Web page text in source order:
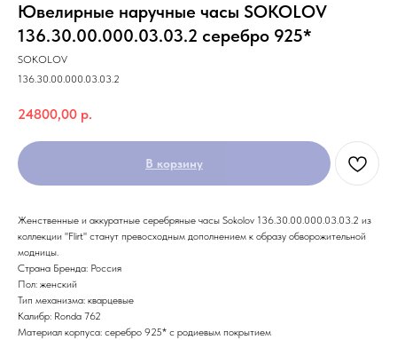
Ювелирные наручные часы SOKOLOV
136.30.00.000.03.03.2 серебро 925*
SOKOLOV
136.30.00.000.03.03.2
24800,00 р.
В корзину
Женственные и аккуратные серебряные часы Sokolov 136.30.00.000.03.03.2 из
коллекции ''Flirt'' станут превосходным дополнением к образу обворожительной
модницы.
Страна Бренда: Россия
Пол: женский
Тип механизма: кварцевые
Калибр: Ronda 762
Материал корпуса: серебро 925* с родиевым покрытием